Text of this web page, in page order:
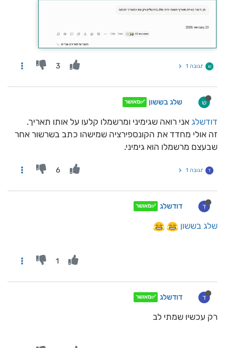
ש תגובה 1 3
ש שלג בששון ✅מאושר
דודשלג אני רואה שגימיני ומרשמלו קלעו על אותו תאריך.
זה אולי מחדד את הקונספירציה שמישהו כתב בשרשור אחר
שבעצם מרשמלו הוא גימיני.
ד תגובה 1 6
ד דודשלג ✅מאושר
שלג בששון
1
ד דודשלג ✅מאושר
רק עכשיו שמתי לב